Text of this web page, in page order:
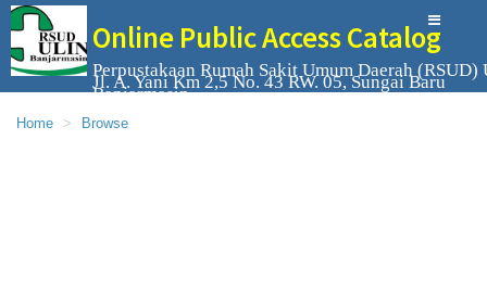
Online Public Access Catalog
Perpustakaan Rumah Sakit Umum Daerah (RSUD)
Jl. A. Yani Km 2,5 No. 43 RW. 05, Sungai Baru
Banjarmasin
Home Browse